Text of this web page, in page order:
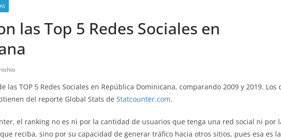
las Top 5 Redes Sociales en
las TOP 5 Redes Sociales en República Dominicana, comparando 2009 y 2019. Los
del reporte Global Stats de Statcounter.com.
el ranking no es ni por la cantidad de usuarios que tenga una red social ni por
reciba, sino por su capacidad de generar tráfico hacia otros sitios, pues esa es